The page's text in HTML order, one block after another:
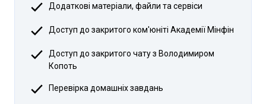
Додаткові матеріали, файли та сервіси
Доступ до закритого ком'юніті Академії Мінфін
Доступ до закритого чату з Володимиром
Копоть
Перевірка домашніх завдань